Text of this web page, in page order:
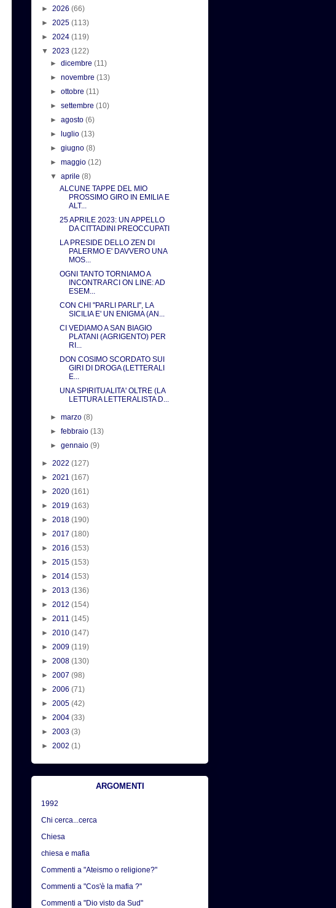
► 2026 (66)
► 2025 (113)
► 2024 (119)
▼ 2023 (122)
►dicembre(11)
►novembre(13)
►ottobre(11)
►settembre(10)
►agosto(6)
►
luglio(13)
►giugno(8)
►maggio(12)
▼aprile(8)
ALCUNE TAPPE DEL MIO
PROSSIMO GIRO IN EMILIA E
ALT...
25 APRILE 2023: UN APPELLO
DA CITTADINI PREOCCUPATI
LA PRESIDE DELLO ZEN DI
PALERMO E' DAVVERO UNA
MOS...
OGNI TANTO TORNIAMO A
INCONTRARCI ON LINE: AD
ESEM...
CON CHI "PARLI PARLI", LA
SICILIA E' UN ENIGMA (AN...
CI VEDIAMO A SAN BIAGIO
PLATANI (AGRIGENTO) PER
RI...
DON COSIMO SCORDATO SUI
GIRI DI DROGA (LETTERALI
E...
UNA SPIRITUALITA' OLTRE (LA
LETTURA LETTERALISTA D...
►marzo(8)
►febbraio(13)
►gennaio(9)
► 2022 (127)
► 2021 (167)
► 2020 (161)
► 2019 (163)
► 2018 (190)
► 2017 (180)
► 2016 (153)
► 2015 (153)
► 2014 (153)
► 2013 (136)
► 2012 (154)
► 2011 (145)
► 2010 (147)
► 2009 (119)
► 2008 (130)
► 2007 (98)
► 2006 (71)
► 2005 (42)
► 2004 (33)
► 2003 (3)
► 2002 (1)
ARGOMENTI
1992
Chi cerca...cerca
Chiesa
chiesa e mafia
Commenti a "Ateismo o religione?"
Commenti a "Cos'è la mafia ?"
Commenti a "Dio visto da Sud"